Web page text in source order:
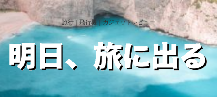
旅行｜飛行機｜ガジェットレビュー